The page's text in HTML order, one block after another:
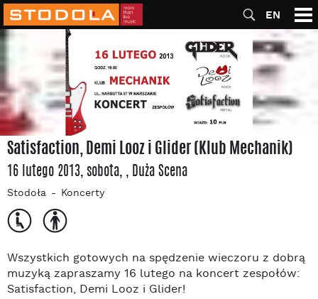
EN
Satisfaction, Demi Looz i Glider (Klub Mechanik)
16 lutego 2013, sobota, , Duża Scena
Stodoła Koncerty
Wszystkich gotowych na spędzenie wieczoru z dobrą
muzyką zapraszamy 16 lutego na koncert zespołów:
Satisfaction, Demi Looz i Glider!